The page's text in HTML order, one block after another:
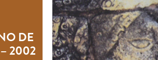
DE
2002